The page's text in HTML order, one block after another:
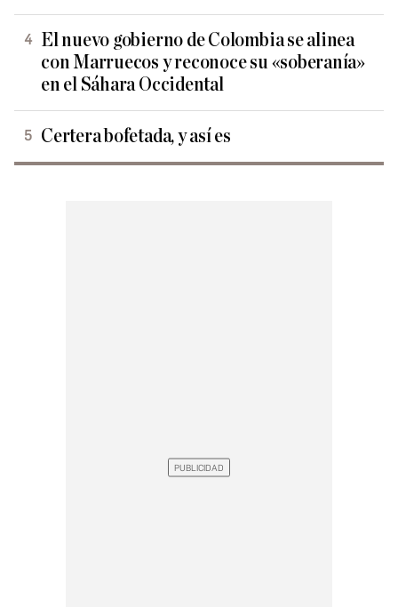
El nuevo gobierno de Colombia se alinea
con Marruecos y reconoce su «soberanía»
en el Sáhara Occidental
Certera bofetada, y así es